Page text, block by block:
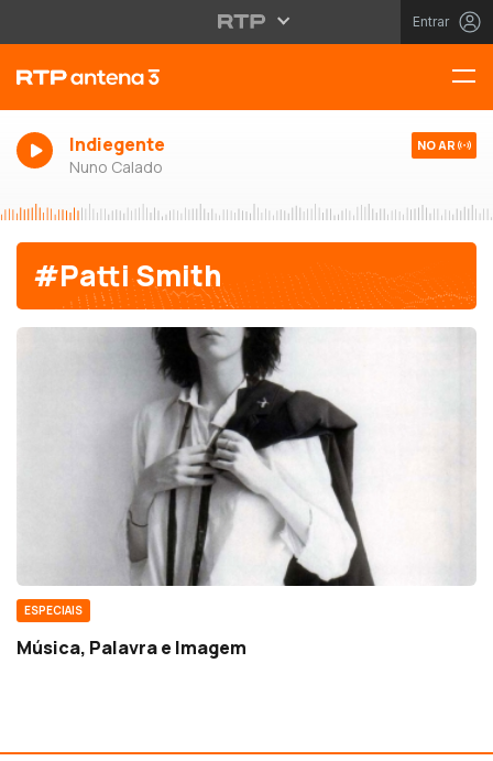
Entrar
Indiegente
Nuno Calado
NO AR
#Patti Smith
ESPECIAIS
Música, Palavra e Imagem